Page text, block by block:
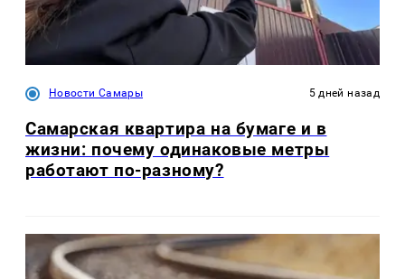
Новости Самары 5 дней назад
Самарская квартира на бумаге и в
жизни: почему одинаковые метры
работают по-разному?